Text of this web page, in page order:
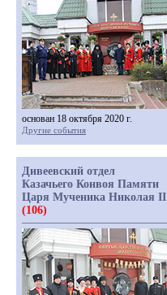
основан 18 октября 2020 г.
Другие события
Дивеевский отдел
Казачьего Конвоя Памяти
Царя Мученика Николая II
(106)